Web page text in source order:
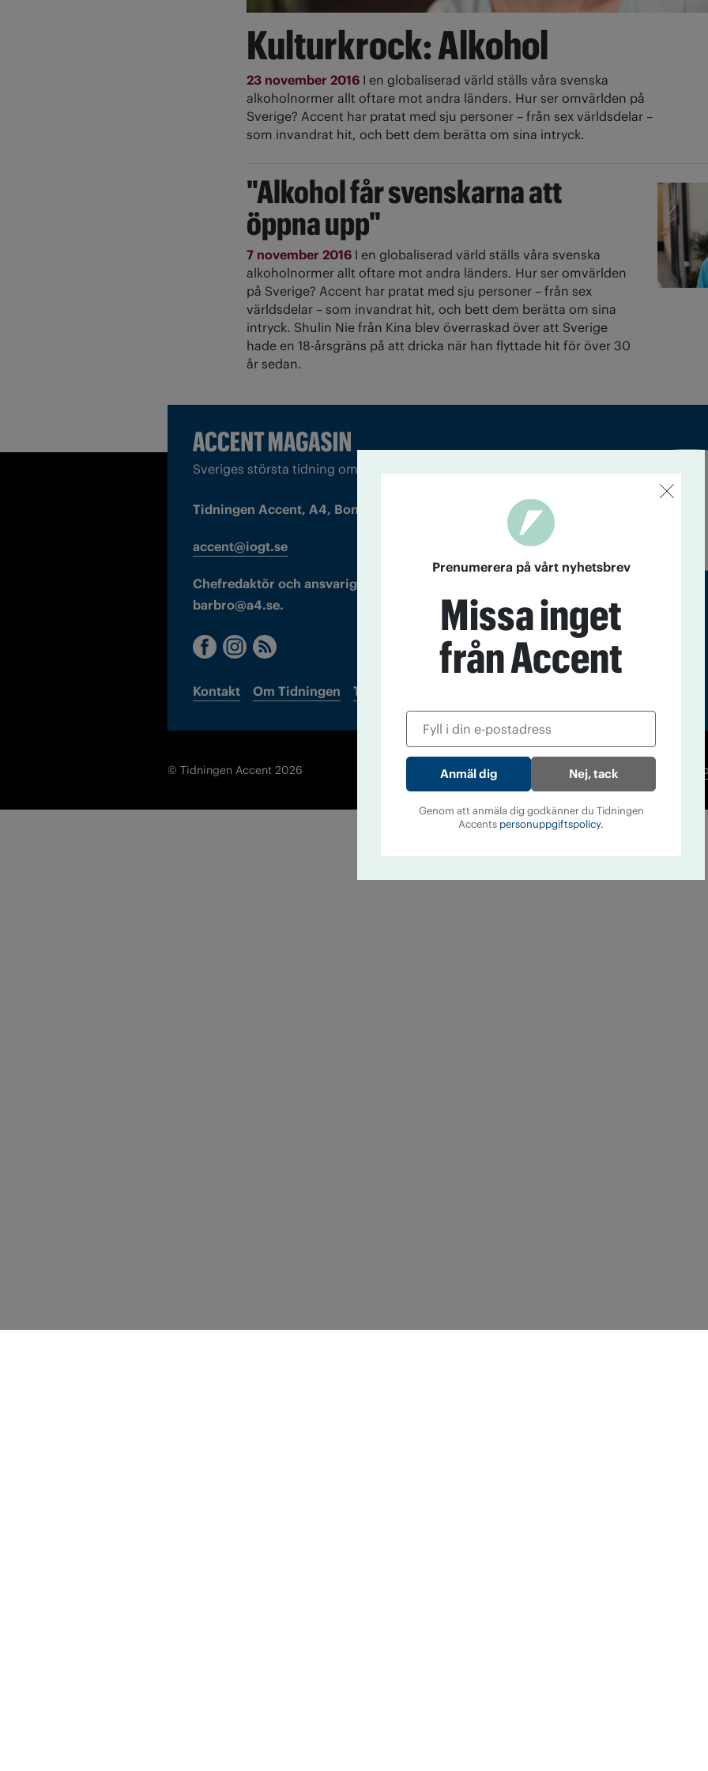
Kulturkrock: Alkohol
23 november 2016 I en globaliserad värld ställs våra svenska
alkoholnormer allt oftare mot andra länders. Hur ser omvärlden på
Sverige? Accent har pratat med sju personer – från sex världsdelar –
som invandrat hit, och bett dem berätta om sina intryck.
"Alkohol får svenskarna att
öppna upp"
7 november 2016 I en globaliserad värld ställs våra svenska
alkoholnormer allt oftare mot andra länders. Hur ser omvärlden
på Sverige? Accent har pratat med sju personer – från sex
världsdelar – som invandrat hit, och bett dem berätta om sina
intryck. Shulin Nie från Kina blev överraskad över att Sverige
hade en 18-årsgräns på att dricka när han flyttade hit för över 30
år sedan.
Sveriges största tidning om droger och nykterhet
Tidningen Accent, A4, Bondegatan 21, 116 33 Stockholm
accent@iogt.se
Chefredaktör och ansvarig utgivare: Barbro Janson Lundkvist,
barbro@a4.se.
Kontakt Om Tidningen Tidningsarkiv
Läs tidigare
© Tidningen Accent 2026
Prenumerera på vårt nyhetsbrev
Missa inget
från Accent
Nej, tack
Genom att anmäla dig godkänner du Tidningen
Accents personuppgiftspolicy.